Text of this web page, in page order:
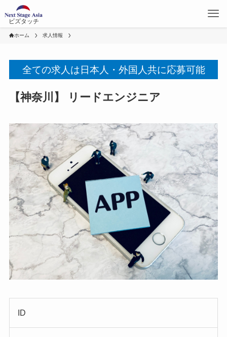
ビズタッチ
ホーム 求人情報
全ての求人は日本人・外国人共に応募可能
【神奈川】 リードエンジニア
ID